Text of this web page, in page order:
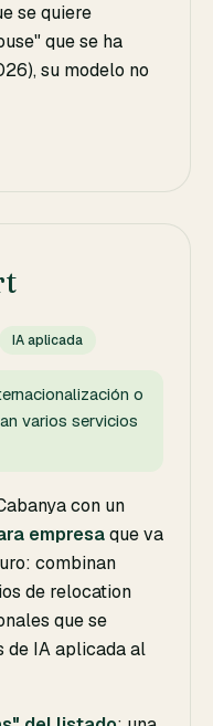
se quiere
que se ha
su modelo no
IA aplicada
o
varios servicios
con un
empresaque va
combinan
de relocation
que se
de IA aplicada al